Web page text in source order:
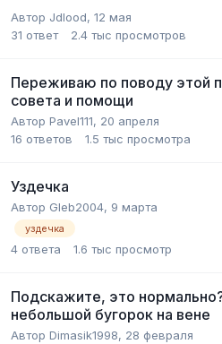
Автор Jdlood, 12 мая
31 ответ 2.4 тыс просмотров
Переживаю по поводу этой
совета и помощи
Автор Pavel111, 20 апреля
16 ответов 1.5 тыс просмотра
Уздечка
Автор Gleb2004, 9 марта
уздечка
4 ответа 1.6 тыс просмотр
Подскажите, это
небольшой бугорок на вене
Автор Dimasik1998, 28 февраля